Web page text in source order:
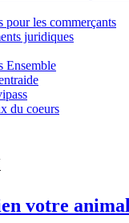
pour les commerçants
juridiques
Ensemble
du coeurs
votre